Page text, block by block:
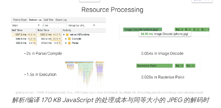
解析/编译 170 KB JavaScript 的处理成本与同等大小的 JPEG 的解码时